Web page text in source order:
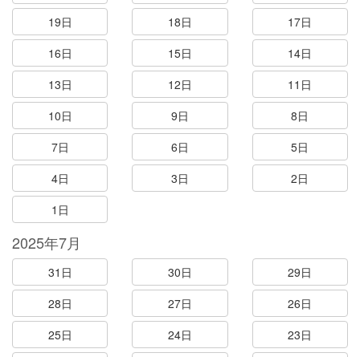
19日
18日
17日
16日
15日
14日
13日
12日
11日
10日
9日
8日
7日
6日
5日
4日
3日
2日
1日
2025年7月
31日 30日
29日
28日
27日
26日
25日
24日
23日